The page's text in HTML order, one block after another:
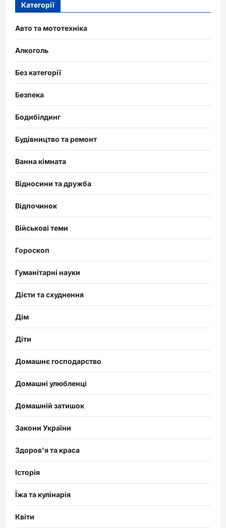
Категорії
Авто та мототехніка
Алкоголь
Без категорії
Безпека
Бодибілдинг
Будівництво та ремонт
Ванна кімната
Відносини та дружба
Відпочинок
Військові теми
Гороскоп
Гуманітарні науки
Дієти та схуднення
Дім
Діти
Домашнє господарство
Домашні улюбленці
Домашній затишок
Закони України
Здоров'я та краса
Історія
Їжа та кулінарія
Квіти